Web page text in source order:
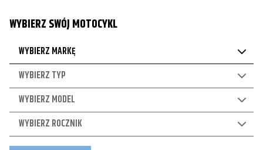
WYBIERZ SWÓJ MOTOCYKL
WYBIERZ MARKĘ
WYBIERZ TYP
WYBIERZ MODEL
WYBIERZ ROCZNIK